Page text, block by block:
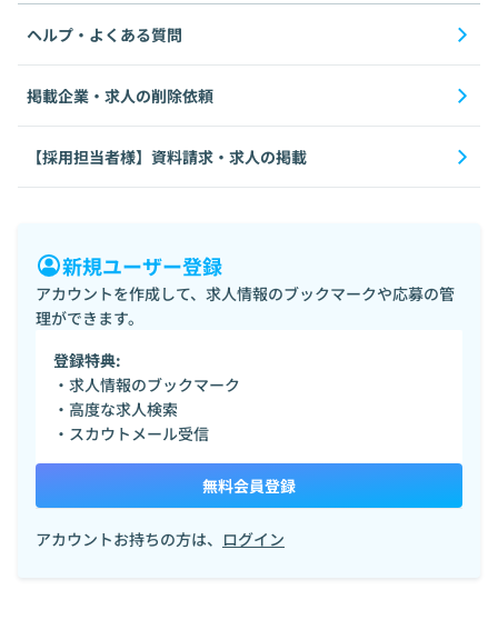
ヘルプ・よくある質問
掲載企業・求人の削除依頼
【採用担当者様】資料請求・求人の掲載
新規ユーザー登録
アカウントを作成して、求人情報のブックマークや応募の管
理ができます。
登録特典:
・求人情報のブックマーク
・高度な求人検索
・スカウトメール受信
無料会員登録
アカウントお持ちの方は、 ログイン